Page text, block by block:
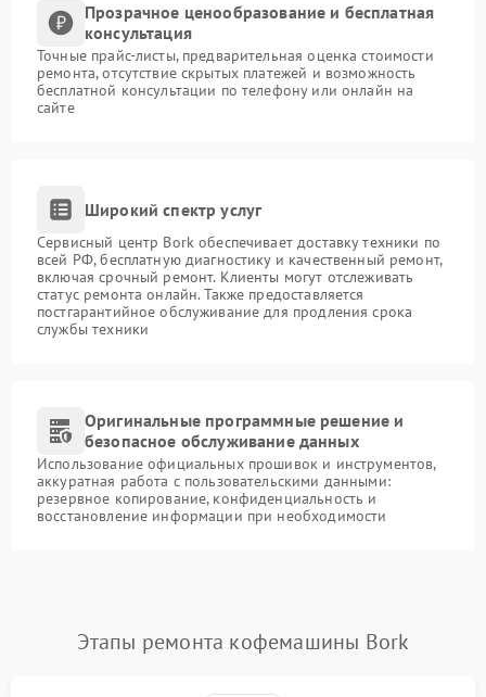
Прозрачное ценообразование и бесплатная
консультация
Точные прайс-листы, предварительная оценка стоимости
ремонта, отсутствие скрытых платежей и возможность
бесплатной консультации по телефону или онлайн на
сайте
Широкий спектр услуг
Сервисный центр Bork обеспечивает доставку техники по
всей РФ, бесплатную диагностику и качественный ремонт,
включая срочный ремонт. Клиенты могут отслеживать
статус ремонта онлайн. Также предоставляется
постгарантийное обслуживание для продления срока
службы техники
Оригинальные программные решение и
безопасное обслуживание данных
Использование официальных прошивок и инструментов,
аккуратная работа с пользовательскими данными:
резервное копирование, конфиденциальность и
восстановление информации при необходимости
Этапы ремонта кофемашины Bork